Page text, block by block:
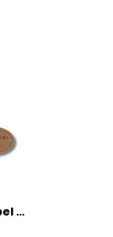
Hobby YARN 3x Etikettenlabel mit Alize Angora Gold Wolle Premium 1x100g als Set, Yarn, Garn, Dünne Mohair aus Schurwolle, Uni, Einfarbig, Strickgarn (114)